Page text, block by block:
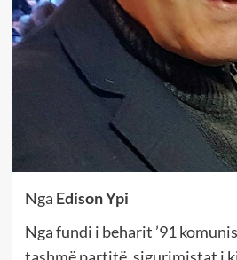
Nga Edison Ypi
Nga fundi i beharit ’91